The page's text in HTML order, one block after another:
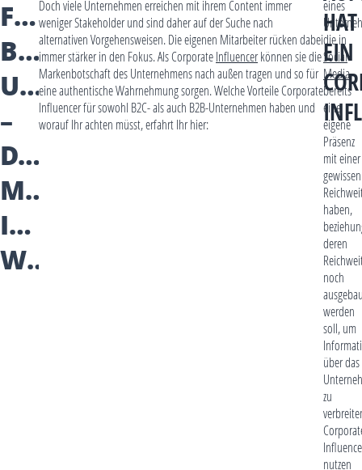
FÜR
B2B-
UNTERNEHMEN
–
DAS
MÜSST
IHR
WISSEN
Doch viele Unternehmen erreichen mit ihrem Content immer
weniger Stakeholder und sind daher auf der Suche nach
alternativen Vorgehensweisen. Die eigenen Mitarbeiter rücken dabei
immer stärker in den Fokus. Als CorporateInfluencerkönnen sie die
Markenbotschaft des Unternehmens nach außen tragen und so für
eine authentische Wahrnehmung sorgen. Welche Vorteile Corporate
Influencer für sowohl B2C- als auch B2B-Unternehmen haben und
worauf Ihr achten müsst, erfahrt Ihr hier:
HAT
EIN
eines
die in
Social
Media
bereits
eine
eigene
Präsenz
mit einer
gewissen
haben,
deren
noch
werden
soll, um
über das
zu
nutzen